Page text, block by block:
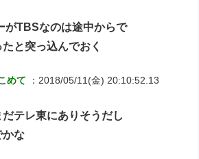
がTBSなのは途中からで
と突っ込んでおく
めて
：2018/05/11(金) 20:10:52.13
テレ東にありそうだし
かな